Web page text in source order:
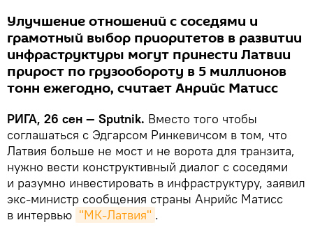
Улучшение отношений с соседями и
грамотный выбор приоритетов в развитии
инфраструктуры могут принести Латвии
прирост по грузообороту в 5 миллионов
тонн ежегодно, считает Анрийс Матисс
РИГА, 26 сен — Sputnik. Вместо того чтобы
соглашаться с Эдгарсом Ринкевичсом в том, что
Латвия больше не мост и не ворота для транзита,
нужно вести конструктивный диалог с соседями
и разумно инвестировать в инфраструктуру, заявил
экс-министр сообщения страны Анрийс Матисс
в интервью "МК-Латвия" .